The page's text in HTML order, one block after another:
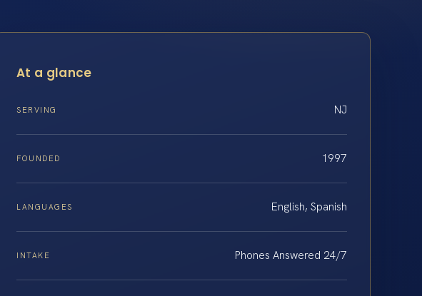
At a glance
SERVING NJ
FOUNDED 1997
LANGUAGES English, Spanish
INTAKE Phones Answered 24/7